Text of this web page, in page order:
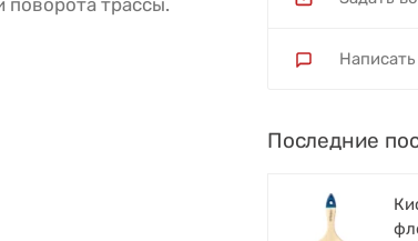
поворота трассы.
Последние